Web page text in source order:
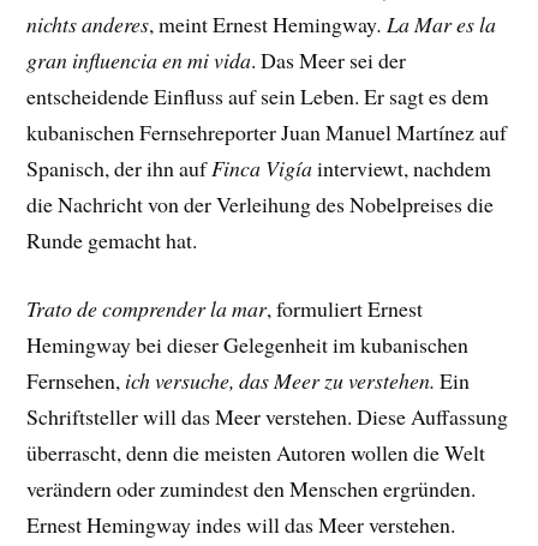
nichts anderes, meint Ernest Hemingway. La Mar es la
gran influencia en mi vida. Das Meer sei der
entscheidende Einfluss auf sein Leben. Er sagt es dem
kubanischen Fernsehreporter Juan Manuel Martínez auf
Spanisch, der ihn aufFinca Vigíainterviewt, nachdem
die Nachricht von der Verleihung des Nobelpreises die
Runde gemacht hat.
Trato de comprender la mar, formuliert Ernest
Hemingway bei dieser Gelegenheit im kubanischen
Fernsehen, ich versuche, das Meer zu verstehen.Ein
Schriftsteller will das Meer verstehen. Diese Auffassung
überrascht, denn die meisten Autoren wollen die Welt
verändern oder zumindest den Menschen ergründen.
Ernest Hemingway indes will das Meer verstehen.